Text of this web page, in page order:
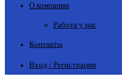
О компании
Работа у нас
Контакты
Вход / Регистрация